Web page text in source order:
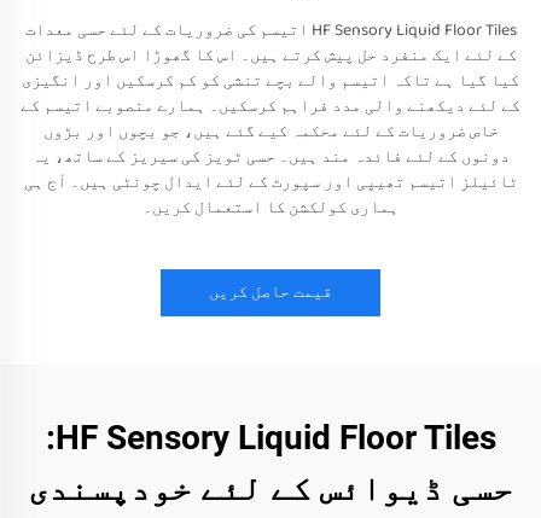
HF Sensory Liquid Floor Tiles اتیسم کی ضروریات کے لئے حسی معدات
کے لئے ایک منفرد حل پیش کرتے ہیں۔ اس کا گھوڑا اس طرح ڈیزائن
کیا گیا ہے تاکہ اتیسم والے بچے تنشی کو کم کرسکیں اور انگیزی
کے لئے دیکھنے والی مدد فراہم کرسکیں۔ ہمارے منصوبے اتیسم کے
خاص ضروریات کے لئے محکمہ کیے گئے ہیں، جو بچوں اور بڑوں
دونوں کے لئے فائدہ مند ہیں۔ حسی ٹویز کی سیریز کے ساتھ، یہ
ٹائیلز اتیسم تھیپی اور سپورٹ کے لئے ایدال چونٹی ہیں۔ آج ہی
ہماری کولکشن کا استعمال کریں۔
قیمت حاصل کریں
HF Sensory Liquid Floor Tiles:
حسی ڈیوائس کے لئے خودپسندی